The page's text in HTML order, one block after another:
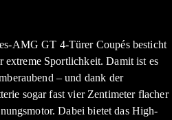
AMG GT 4-Türer Coupés besticht
extreme Sportlichkeit. Damit ist es
– und dank der
sogar fast vier Zentimeter flacher
Dabei bietet das High-